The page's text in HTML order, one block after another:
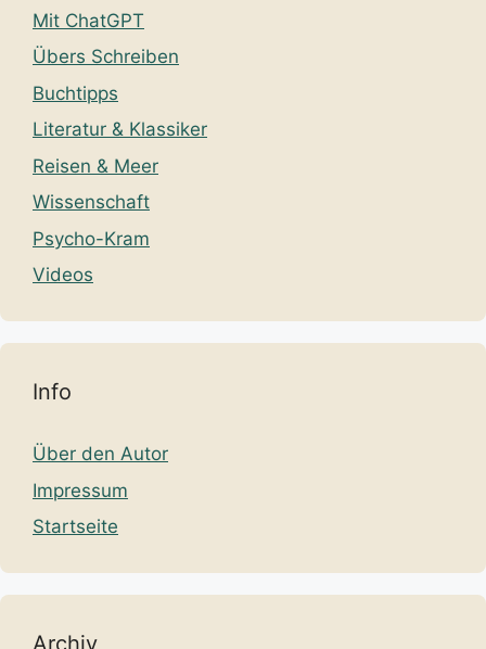
Mit ChatGPT
Übers Schreiben
Buchtipps
Literatur & Klassiker
Reisen & Meer
Wissenschaft
Psycho-Kram
Videos
Info
Über den Autor
Impressum
Startseite
Archiv